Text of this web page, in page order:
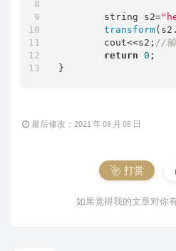
	string s2=
transform(s2.
	cout<<s2;
//输
return 0 ;
最后修改：2021 年 09 月 08 日
打赏
如果觉得我的文章对你